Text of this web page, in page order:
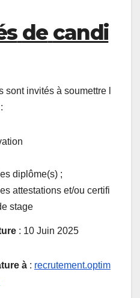
de candi
invités à soumettre l
diplôme(s) ;
attestations et/ou certifi
stage
: 10 Juin 2025
à : recrutement.optim